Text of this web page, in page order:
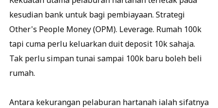
kesudian bank untuk bagi pembiayaan. Strategi
Other's People Money (OPM). Leverage. Rumah 100k
tapi cuma perlu keluarkan duit deposit 10k sahaja.
Tak perlu simpan tunai sampai 100k baru boleh beli
rumah.
Antara kekurangan pelaburan hartanah ialah sifatnya